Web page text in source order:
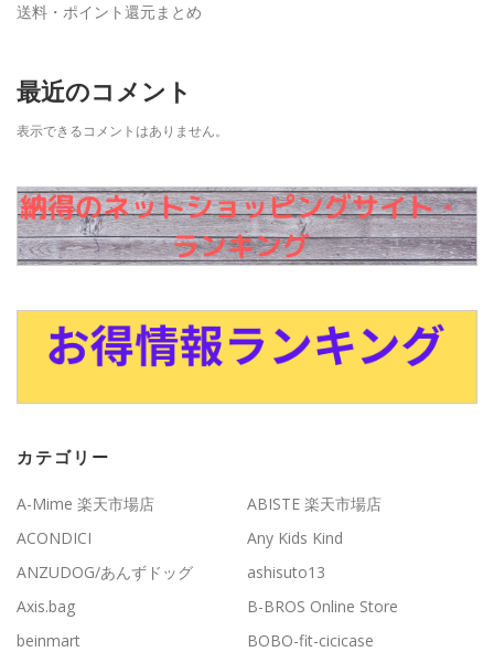
送料・ポイント還元まとめ
最近のコメント
表示できるコメントはありません。
カテゴリー
A-Mime 楽天市場店
ABISTE 楽天市場店
ACONDICI
Any Kids Kind
ANZUDOG/あんずドッグ
ashisuto13
Axis.bag
B-BROS Online Store
beinmart
BOBO-fit-cicicase